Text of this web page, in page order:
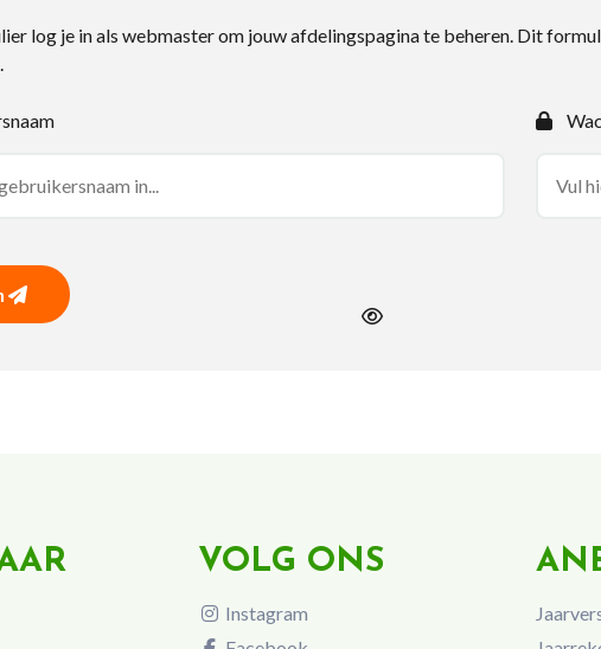
log je in als webmaster om jouw afdelingspagina te beheren. Dit
VOLG ONS
Instagram